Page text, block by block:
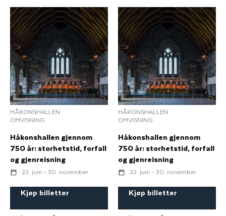
HÅKONSHALLEN
OMVISNING
Håkonshallen gjennom
750 år: storhetstid, forfall
og gjenreisning
22. juni - 30. november
Kjøp billetter
HÅKONSHALLEN
OMVISNING
Håkonshallen gjennom
750 år: storhetstid, forfall
og gjenreisning
22. juni - 30. november
Kjøp billetter